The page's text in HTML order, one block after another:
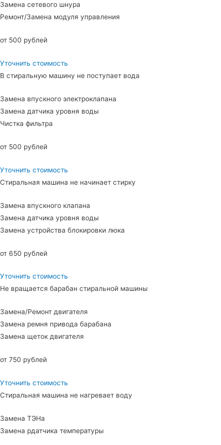
Замена сетевого шнура
Ремонт/Замена модуля управления
от 500 рублей
Уточнить стоимость
В стиральную машину не поступает вода
Замена впускного электроклапана
Замена датчика уровня воды
Чистка фильтра
от 500 рублей
Уточнить стоимость
Стиральная машина не начинает стирку
Замена впускного клапана
Замена датчика уровня воды
Замена устройства блокировки люка
от 650 рублей
Уточнить стоимость
Не вращается барабан стиральной машины
Замена/Ремонт двигателя
Замена ремня привода барабана
Замена щеток двигателя
от 750 рублей
Уточнить стоимость
Стиральная машина не нагревает воду
Замена ТЭНа
Замена рдатчика температуры